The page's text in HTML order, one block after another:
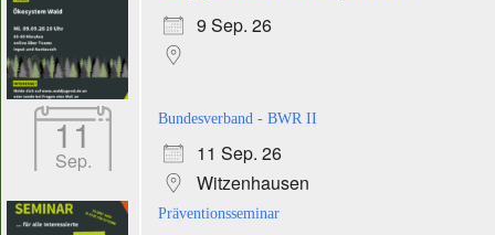
9 Sep. 26
11
Sep.
Bundesverband - BWR II
11 Sep. 26
Witzenhausen
Präventionsseminar